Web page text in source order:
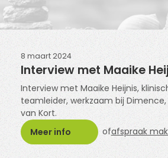
8 maart 2024
Interview met Maaike
Interview met Maaike Heijnis,
teamleider, werkzaam bij
van Kort.
Meer info
ofafspraak